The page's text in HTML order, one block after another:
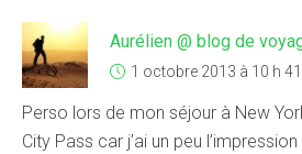
Aurélien @ blog de
1 octobre 2013 à 10 h
Perso lors de mon séjour à New
City Pass car j’ai un peu